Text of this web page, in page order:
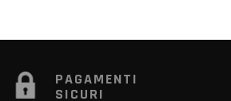
PAGAMENTI
SICURI